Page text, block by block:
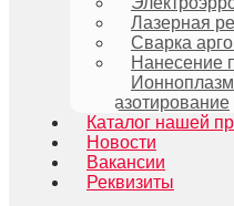
Лазерная
Сварка
Нанесение
азотирование
Каталог нашей
Новости
Вакансии
Реквизиты